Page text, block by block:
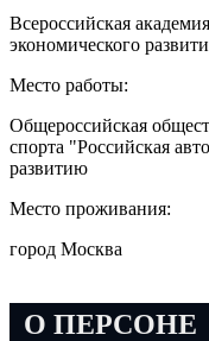
Всероссийская
экономического
Место работы:
Общероссийская
спорта "Российская
развитию
Место проживания:
город Москва
О ПЕРСОНЕ